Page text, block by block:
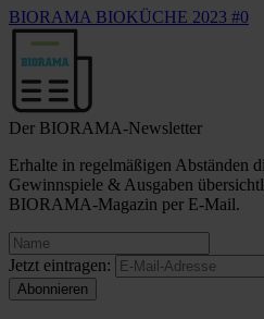
BIORAMA BIOKÜCHE 2023 #0
Der BIORAMA-Newsletter
Erhalte in regelmäßigen Abständen
Gewinnspiele & Ausgaben
BIORAMA-Magazin per E-Mail.
Jetzt eintragen: